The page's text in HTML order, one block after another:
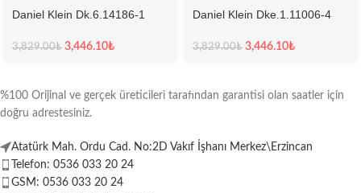
Daniel Klein Dk.6.14186-1
3,829.00₺ 3,446.10₺
Daniel Klein Dke.1.11006-4
3,829.00₺ 3,446.10₺
%100 Orijinal ve gerçek üreticileri tarafından garantisi olan saatler için
doğru adrestesiniz.
Atatürk Mah. Ordu Cad. No:2D Vakıf İşhanı Merkez\Erzincan
Telefon: 0536 033 20 24
GSM: 0536 033 20 24